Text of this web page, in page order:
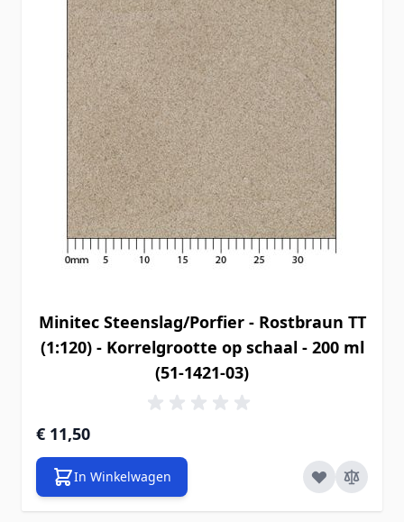
Minitec Steenslag/Porfier - Rostbraun TT
(1:120) - Korrelgrootte op schaal - 200 ml
(51-1421-03)
€ 11,50
In Winkelwagen